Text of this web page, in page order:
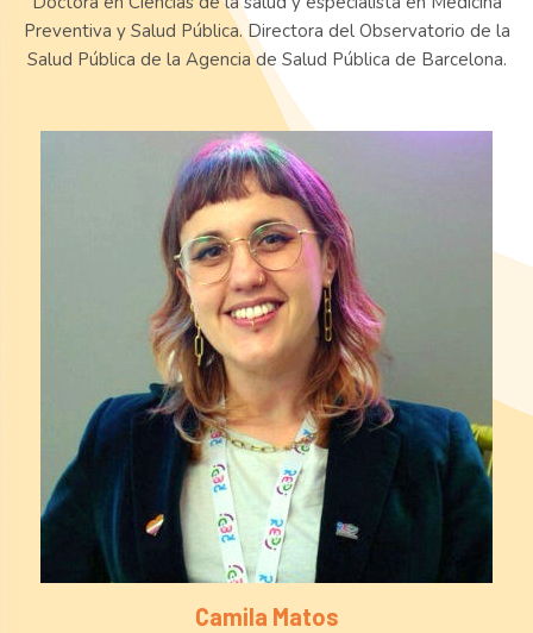
Preventiva y Salud Pública. Directora del Observatorio de la
Salud Pública de la Agencia de Salud Pública de Barcelona.
Camila Matos